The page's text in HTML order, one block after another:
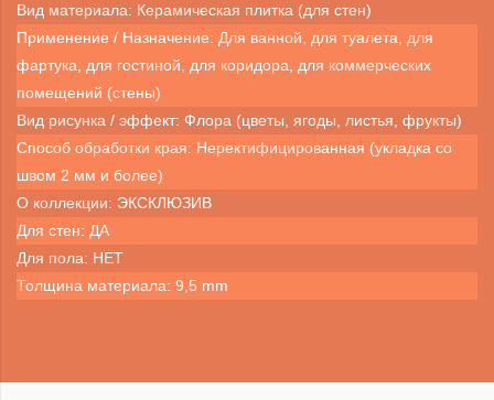
Вид материала: Керамическая плитка (для стен)
Применение / Назначение: Для ванной, для туалета, для
фартука, для гостиной, для коридора, для коммерческих
помещений (стены)
Вид рисунка / эффект: Флора (цветы, ягоды, листья, фрукты)
Способ обработки края: Неректифицированная (укладка со
швом 2 мм и более)
О коллекции: ЭКСКЛЮЗИВ
Для стен: ДА
Для пола: НЕТ
Толщина материала: 9,5 mm